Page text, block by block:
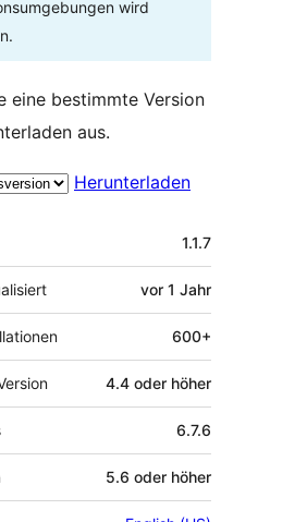
wird
eine bestimmte Version
aus.
Herunterladen
1.1.7
vor 1 Jahr
600+
4.4 oder höher
6.7.6
5.6 oder höher